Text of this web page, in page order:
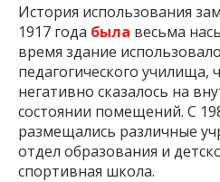
История использования
1917 года была весьма
время здание
педагогического училища,
негативно сказалось на
состоянии помещений. С
размещались различные
отдел образования и
спортивная школа.